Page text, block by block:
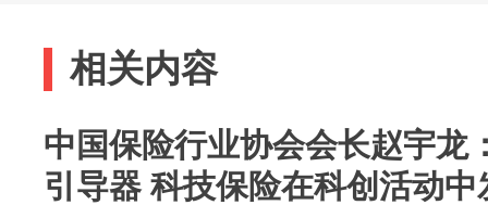
相关内容
中国保险行业协会会长赵宇龙
引导器 科技保险在科创活